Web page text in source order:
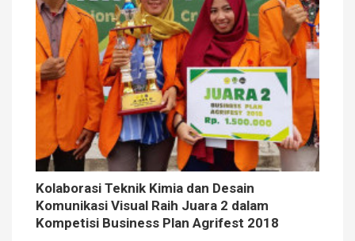
Kolaborasi Teknik Kimia dan Desain
Komunikasi Visual Raih Juara 2 dalam
Kompetisi Business Plan Agrifest 2018